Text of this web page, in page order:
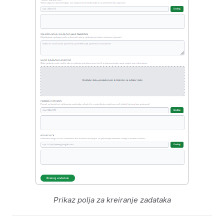
Prikaz polja za kreiranje zadataka